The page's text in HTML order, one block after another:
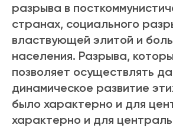
разрыва в
странах, социального
властвующей элитой и
населения. Разрыва,
позволяет осуществлять
динамическое развитие
было характерно и для
характерно и для